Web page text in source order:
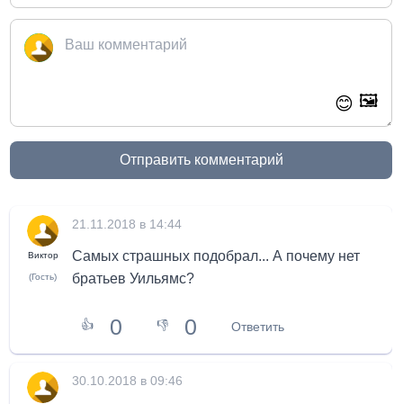
😊 🖼️
Отправить комментарий
Виктор
(Гость)
21.11.2018 в 14:44
Самых страшных подобрал... А почему нет
братьев Уильямс?
👍 0 👎 0 Ответить
30.10.2018 в 09:46